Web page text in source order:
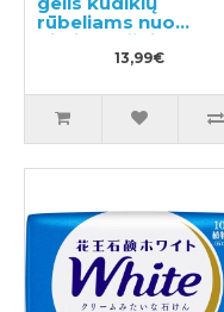
rūbeliams nuo
gimimo užpildas
13,99€